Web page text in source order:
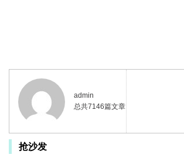
admin
总共7146篇文章
抢沙发